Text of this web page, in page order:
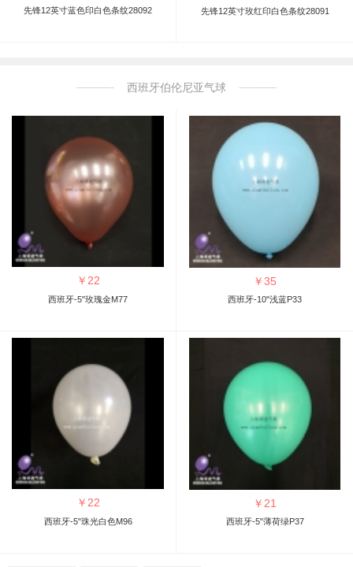
先锋12英寸蓝色印白色条纹28092 先锋12英寸玫红印白色条纹28091
西班牙伯伦尼亚气球
￥22
西班牙-5"玫瑰金M77
￥35
西班牙-10"浅蓝P33
￥22
西班牙-5"珠光白色M96
￥ 21
西班牙-5"薄荷绿P37